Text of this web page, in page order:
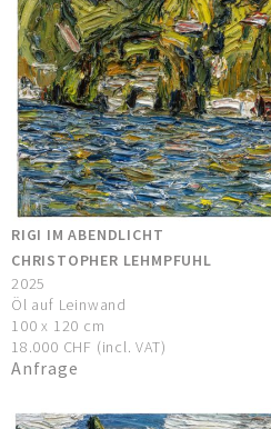
RIGI IM ABENDLICHT
CHRISTOPHER LEHMPFUHL
2025
Öl auf Leinwand
100 x 120 cm
18.000 CHF (incl. VAT)
Anfrage